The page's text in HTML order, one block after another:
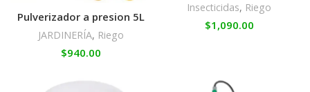
Pulverizador a presion 5L
JARDINERÍA, Riego
$940.00
Insecticidas, Riego
$1,090.00